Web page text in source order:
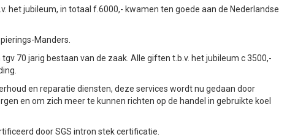
het jubileum, in totaal f.6000,- kwamen ten goede aan de Nederlandse
Manders.
70 jarig bestaan van de zaak. Alle giften t.b.v. het jubileum c 3500,-
en reparatie diensten, deze services wordt nu gedaan door
en om zich meer te kunnen richten op de handel in gebruikte koel
door SGS intron stek certificatie.